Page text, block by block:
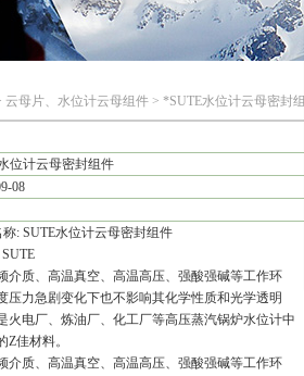
云母片、水位计云母组件 > *SUTE水位计云母密封组
位计云母密封组件
08
称: SUTE水位计云母密封组件
介质、高温真空、高温高压、强酸强碱等工作环
压力急剧变化下也不影响其化学性质和光学透明
火电厂、炼油厂、化工厂等高压蒸汽锅炉水位计中
Z佳材料。
介质、高温真空、高温高压、强酸强碱等工作环